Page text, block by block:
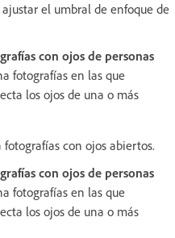
el umbral de enfoque de
con ojos de personas
fotografías en las que
los ojos de una o más
fotografías con ojos abiertos.
con ojos de personas
fotografías en las que
los ojos de una o más